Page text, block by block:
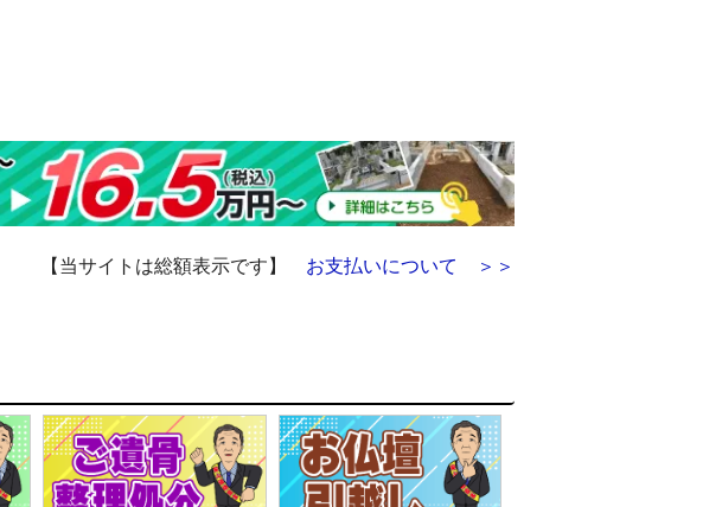
【当サイトは総額表示です】 お支払いについて ＞＞